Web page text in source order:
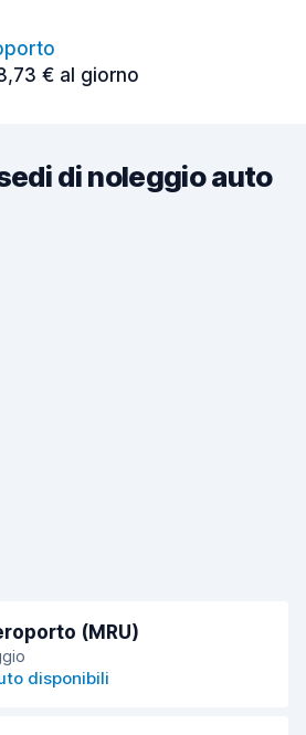
€ al giorno
di noleggio auto
(MRU)
disponibili